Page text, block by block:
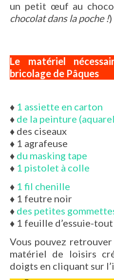
un petit œuf au
chocolat dans la poche !)
Le matériel
bricolage de Pâques
♦ 1 assiette en carton
♦ de la peinture
♦ des ciseaux
♦ 1 agrafeuse
♦ du masking tape
♦ 1 pistolet à colle
♦ 1 fil chenille
♦ 1 feutre noir
♦ des petites
♦ 1 feuille d’essuie-tout
Vous pouvez
matériel de loisirs
doigts en cliquant sur